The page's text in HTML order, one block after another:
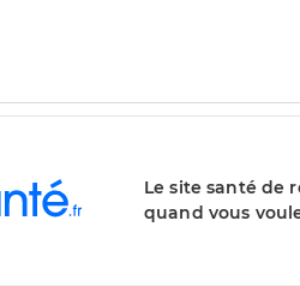
Le site santé de
quand vous